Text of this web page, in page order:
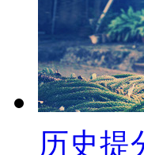
历史提